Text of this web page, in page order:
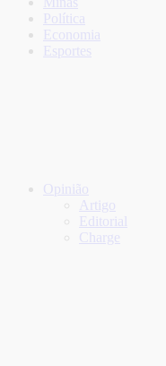
Política
Economia
Esportes
Opinião
Artigo
Editorial
Charge